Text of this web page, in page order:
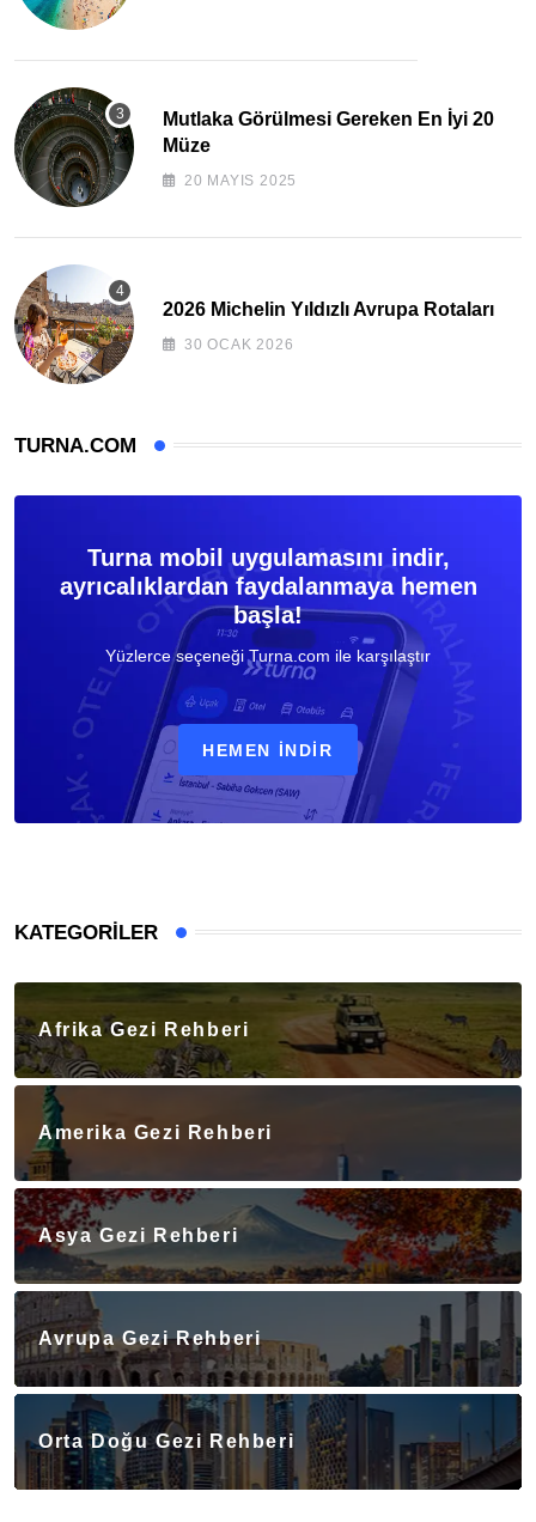
Mutlaka Görülmesi Gereken En İyi 20
Müze
20 MAYIS 2025
2026 Michelin Yıldızlı Avrupa Rotaları
30 OCAK 2026
TURNA.COM
Turna mobil uygulamasını indir,
ayrıcalıklardan faydalanmaya hemen
başla!
Yüzlerce seçeneği Turna.com ile karşılaştır
HEMEN İNDIR
KATEGORILER
Afrika Gezi Rehberi
Amerika Gezi Rehberi
Asya Gezi Rehberi
Avrupa Gezi Rehberi
Orta Doğu Gezi Rehberi